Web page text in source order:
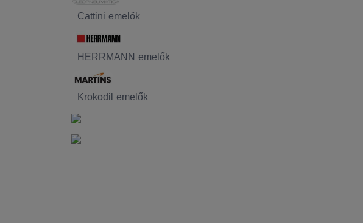
Cattini emelők
HERRMANN emelők
Krokodil emelők